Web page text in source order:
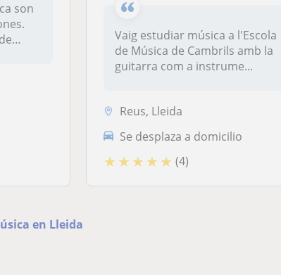
son
Vaig estudiar música a l'Escola
de Música de Cambrils amb la
guitarra com a instrume...
Reus, Lleida
Se desplaza a domicilio
★ ★ ★ ★ ★ (4)
en Lleida